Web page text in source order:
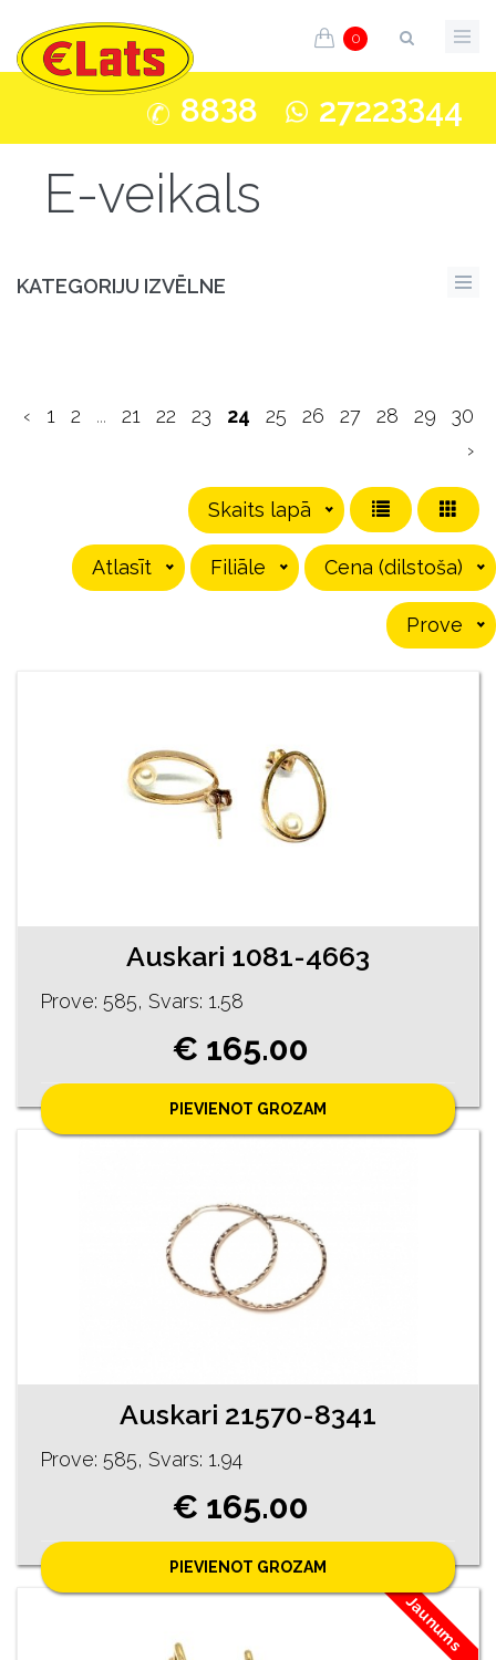
0
8838 27223344
E-veikals
KATEGORIJU IZVĒLNE
‹ 1 2 ... 21 22 23 24 25 26 27 28 29
30
›
Skaits lapā
Cena (dilstoša)
Filiāle
Atlasīt
Prove
Auskari 1081-4663
Prove: 585, Svars: 1.58
€ 165.00
PIEVIENOT GROZAM
Auskari 21570-8341
Prove: 585, Svars: 1.94
€ 165.00
PIEVIENOT GROZAM
Jaunums